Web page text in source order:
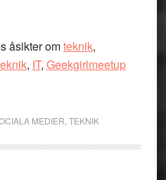
åsikter omteknik,
, IT, Geekgirlmeetup
MEDIER TEKNIK